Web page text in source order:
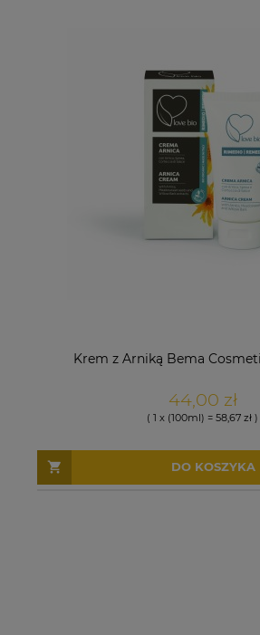
Krem z Arniką Bema
44,00 zł
( 1 x (100ml) = 58,67 zł )
DO KOSZYKA